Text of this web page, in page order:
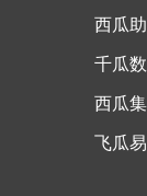
西瓜
千瓜
西瓜集
飞瓜